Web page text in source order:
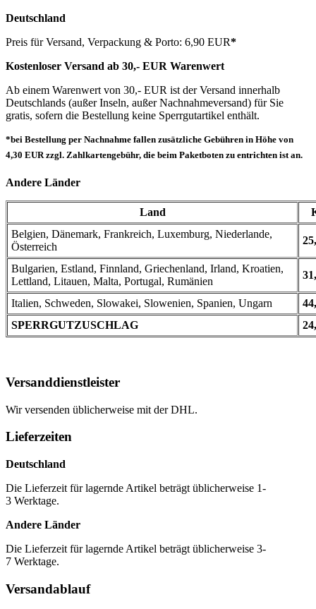
Deutschland
Preis für Versand, Verpackung & Porto: 6,90 EUR*
Kostenloser Versand ab 30,- EUR Warenwert
Ab einem Warenwert von 30,- EUR ist der Versand innerhalb
Deutschlands (außer Inseln, außer Nachnahmeversand) für Sie
gratis, sofern die Bestellung keine Sperrgutartikel enthält.
*bei Bestellung per Nachnahme fallen zusätzliche Gebühren in Höhe von
4,30 EUR zzgl. Zahlkartengebühr, die beim Paketboten zu entrichten ist an.
Andere Länder
Land
Belgien, Dänemark, Frankreich, Luxemburg, Niederlande,
Österreich
Bulgarien, Estland, Finnland, Griechenland, Irland, Kroatien,
Lettland, Litauen, Malta, Portugal, Rumänien
Italien, Schweden, Slowakei, Slowenien, Spanien, Ungarn
SPERRGUTZUSCHLAG
Versanddienstleister
Wir versenden üblicherweise mit der DHL.
Lieferzeiten
Deutschland
Die Lieferzeit für lagernde Artikel beträgt üblicherweise 1-
3 Werktage.
Andere Länder
Die Lieferzeit für lagernde Artikel beträgt üblicherweise 3-
7 Werktage.
Versandablauf